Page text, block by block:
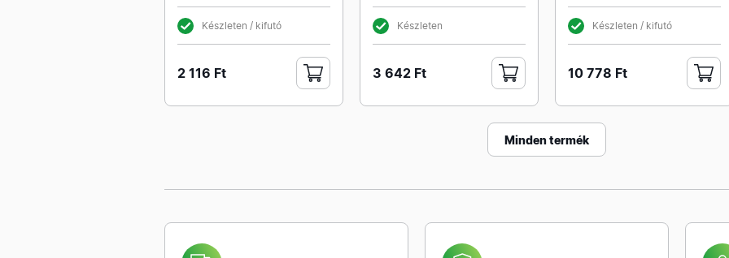
Készleten / kifutó
2 116 Ft
Készleten
3 642 Ft
Készleten / kifutó
10 778 Ft
Minden termék